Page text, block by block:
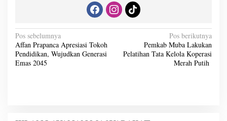
N
a
v
Pos sebelumnya
Affan Prapanca Apresiasi Tokoh
Pendidikan, Wujudkan Generasi
Emas 2045
Pos berikutnya
Pemkab Muba Lakukan
Pelatihan Tata Kelola Koperasi
Merah Putih